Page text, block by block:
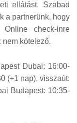
ellátást. Szabad
a partnerünk, hogy
check-inre
nem kötelező.
Dubai: 16:00-
(+1 nap), visszaút:
Budapest: 10:35-